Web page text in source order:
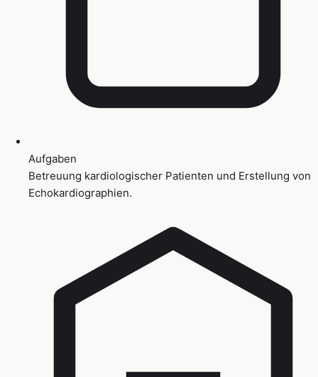
Aufgaben
Betreuung kardiologischer Patienten und Erstellung von
Echokardiographien.